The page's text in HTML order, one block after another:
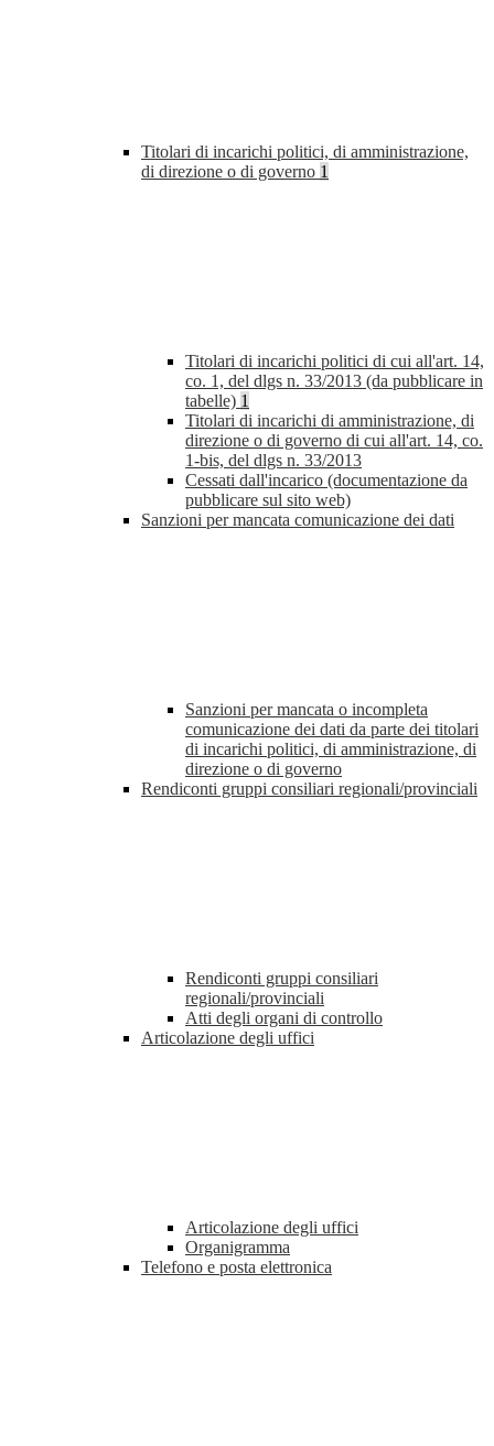
Titolari di incarichi politici, di amministrazione,
di direzione o di governo 1
Titolari di incarichi politici di cui all'art. 14,
co. 1, del dlgs n. 33/2013 (da pubblicare in
tabelle) 1
Titolari di incarichi di amministrazione, di
direzione o di governo di cui all'art. 14, co.
1-bis, del dlgs n. 33/2013
Cessati dall'incarico (documentazione da
pubblicare sul sito web)
Sanzioni per mancata comunicazione dei dati
Sanzioni per mancata o incompleta
comunicazione dei dati da parte dei titolari
di incarichi politici, di amministrazione, di
direzione o di governo
Rendiconti gruppi consiliari regionali/provinciali
Rendiconti gruppi consiliari
regionali/provinciali
Atti degli organi di controllo
Articolazione degli uffici
Articolazione degli uffici
Organigramma
Telefono e posta elettronica